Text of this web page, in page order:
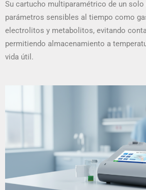
Su cartucho multiparamétrico de un
parámetros sensibles al tiempo como
electrolitos y metabolitos, evitando
permitiendo almacenamiento a
vida útil.